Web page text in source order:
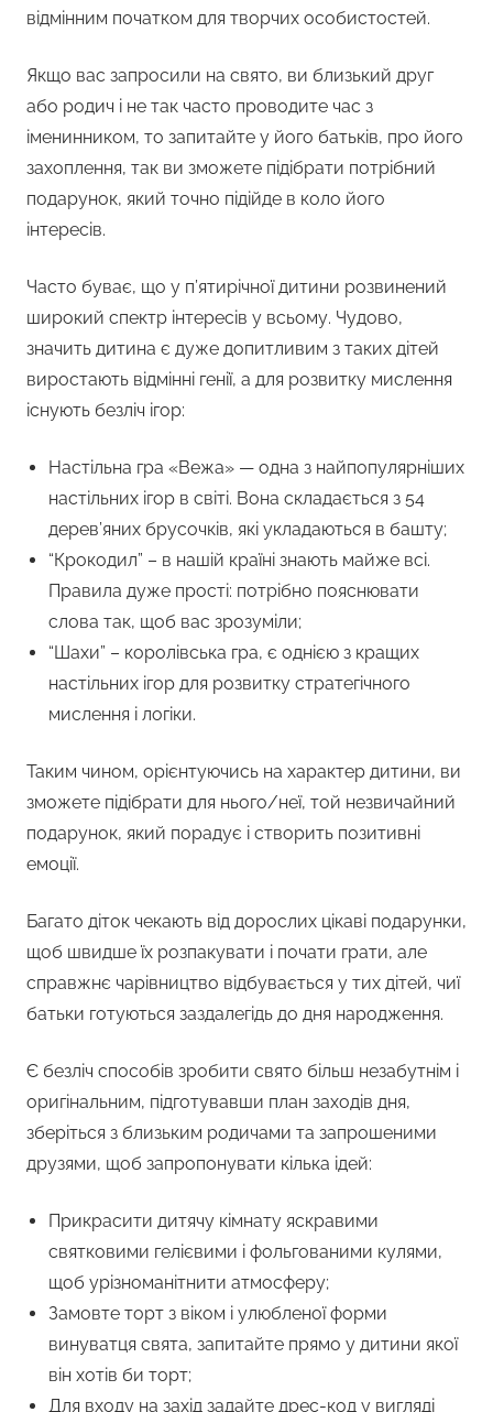
відмінним початком для творчих особистостей.
Якщо вас запросили на свято, ви близький друг
або родич і не так часто проводите час з
іменинником, то запитайте у його батьків, про його
захоплення, так ви зможете підібрати потрібний
подарунок, який точно підійде в коло його
інтересів.
Часто буває, що у п’ятирічної дитини розвинений
широкий спектр інтересів у всьому. Чудово,
значить дитина є дуже допитливим з таких дітей
виростають відмінні генії, а для розвитку мислення
існують безліч ігор:
Настільна гра «Вежа» — одна з найпопулярніших
настільних ігор в світі. Вона складається з 54
дерев’яних брусочків, які укладаються в башту;
“Крокодил” – в нашій країні знають майже всі.
Правила дуже прості: потрібно пояснювати
слова так, щоб вас зрозуміли;
“Шахи” – королівська гра, є однією з кращих
настільних ігор для розвитку стратегічного
мислення і логіки.
Таким чином, орієнтуючись на характер дитини, ви
зможете підібрати для нього/неї, той незвичайний
подарунок, який порадує і створить позитивні
емоції.
Багато діток чекають від дорослих цікаві подарунки,
щоб швидше їх розпакувати і почати грати, але
справжнє чарівництво відбувається у тих дітей, чиї
батьки готуються заздалегідь до дня народження.
Є безліч способів зробити свято більш незабутнім і
оригінальним, підготувавши план заходів дня,
зберіться з близьким родичами та запрошеними
друзями, щоб запропонувати кілька ідей:
Прикрасити дитячу кімнату яскравими
святковими гелієвими і фольгованими кулями,
щоб урізноманітнити атмосферу;
Замовте торт з віком і улюбленої форми
винуватця свята, запитайте прямо у дитини якої
він хотів би торт;
Для входу на захід задайте дрес-код у вигляді